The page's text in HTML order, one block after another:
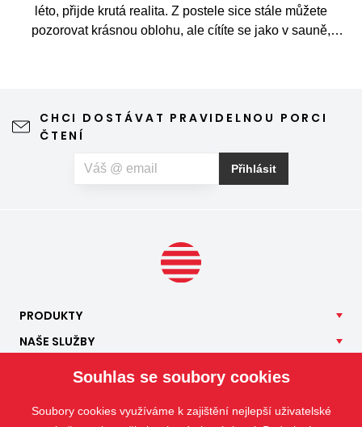
léto, přijde krutá realita. Z postele sice stále můžete
pozorovat krásnou oblohu, ale cítíte se jako v sauně,
CHCI DOSTÁVAT PRAVIDELNOU PORCI
ČTENÍ
Přihlásit
PRODUKTY
NAŠE SLUŽBY
KONTAKT
Souhlas se soubory cookies
Soubory cookies využíváme k zajištění nejlepší uživatelské